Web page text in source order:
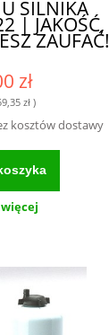
SILNIKA
| JAKOŚĆ,
ZAUFAĆ!
zł
zł)
kosztów dostawy